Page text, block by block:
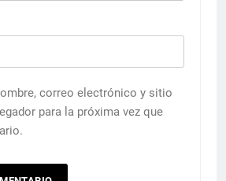
correo electrónico y sitio
para la próxima vez que